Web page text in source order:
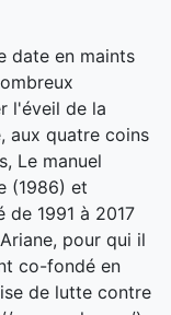
date en maints
l'éveil de la
aux quatre coins
Le manuel
(1986) et
1991 à 2017
pour qui il
co-fondé en
de lutte contre